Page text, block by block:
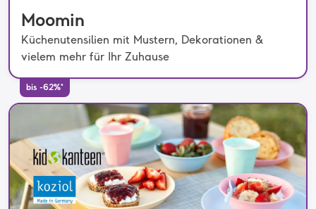
Moomin
Küchenutensilien mit Mustern, Dekorationen &
vielem mehr für Ihr Zuhause
bis -62%*